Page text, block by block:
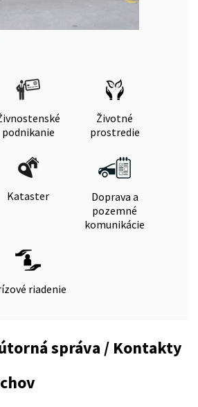
podnikanie
Životné
prostredie
Kataster
Doprava a
pozemné
komunikácie
riadenie
správa / Kontakty